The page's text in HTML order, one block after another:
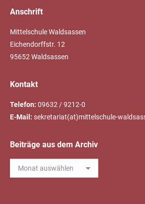
Anschrift
Mittelschule Waldsassen
Eichendorffstr. 12
95652 Waldsassen
Kontakt
Telefon: 09632 / 9212-0
E-Mail: sekretariat(at)mittelschule-
Beiträge aus dem Archiv
Beiträge
aus